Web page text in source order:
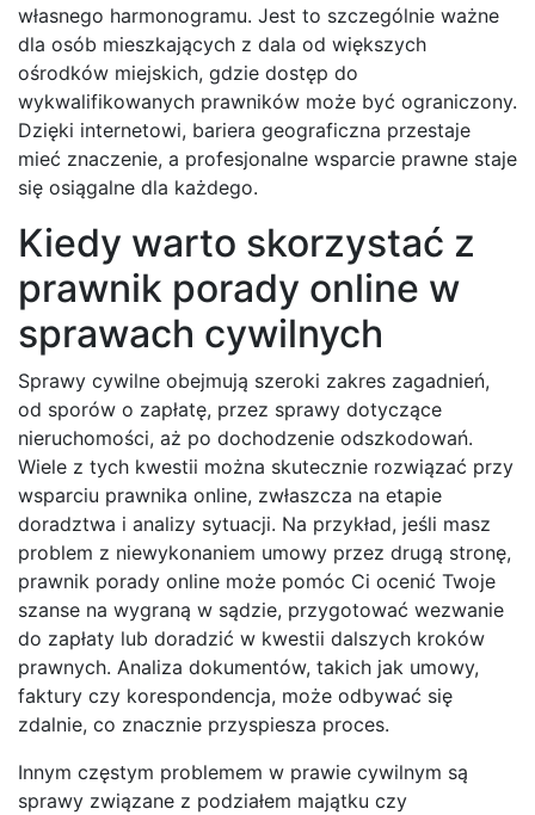
własnego harmonogramu. Jest to szczególnie ważne
dla osób mieszkających z dala od większych
ośrodków miejskich, gdzie dostęp do
wykwalifikowanych prawników może być ograniczony.
Dzięki internetowi, bariera geograficzna przestaje
mieć znaczenie, a profesjonalne wsparcie prawne staje
się osiągalne dla każdego.
Kiedy warto skorzystać z
prawnik porady online w
sprawach cywilnych
Sprawy cywilne obejmują szeroki zakres zagadnień,
od sporów o zapłatę, przez sprawy dotyczące
nieruchomości, aż po dochodzenie odszkodowań.
Wiele z tych kwestii można skutecznie rozwiązać przy
wsparciu prawnika online, zwłaszcza na etapie
doradztwa i analizy sytuacji. Na przykład, jeśli masz
problem z niewykonaniem umowy przez drugą stronę,
prawnik porady online może pomóc Ci ocenić Twoje
szanse na wygraną w sądzie, przygotować wezwanie
do zapłaty lub doradzić w kwestii dalszych kroków
prawnych. Analiza dokumentów, takich jak umowy,
faktury czy korespondencja, może odbywać się
zdalnie, co znacznie przyspiesza proces.
Innym częstym problemem w prawie cywilnym są
sprawy związane z podziałem majątku czy